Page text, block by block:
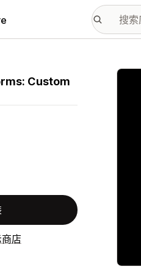
Custom
店
配图